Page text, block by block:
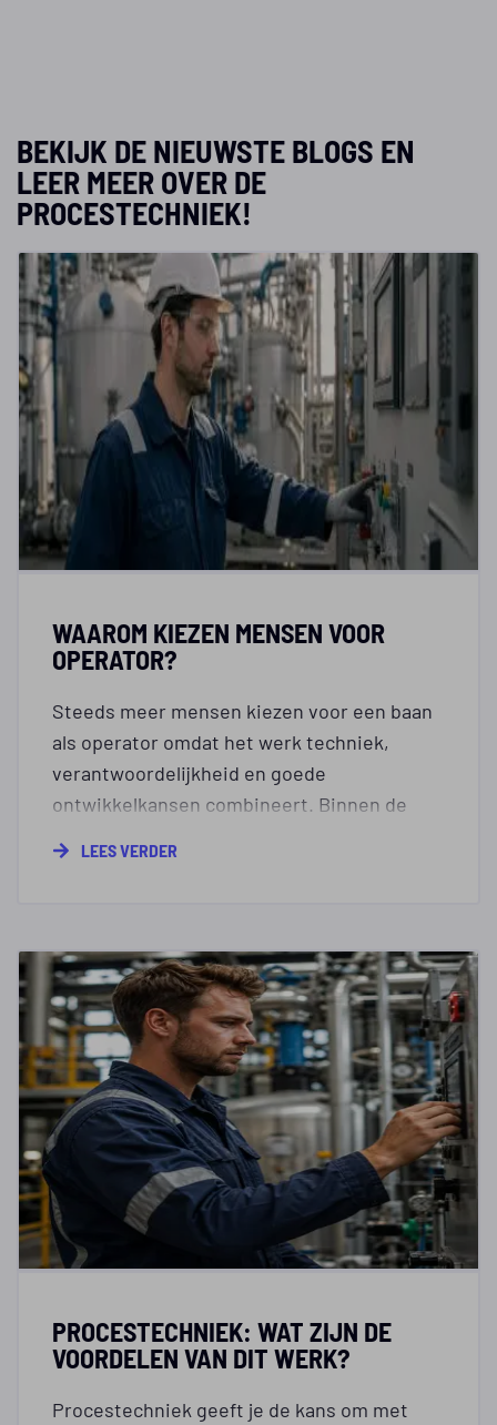
BEKIJK DE NIEUWSTE BLOGS EN
LEER MEER OVER DE
PROCESTECHNIEK!
WAAROM KIEZEN MENSEN VOOR
OPERATOR?
Steeds meer mensen kiezen voor een baan
als operator omdat het werk techniek,
verantwoordelijkheid en goede
ontwikkelkansen combineert. Binnen de
productieprocessen, los je afwijkingen op
waarom werken als operator aantrekkelijk is
en welke mogelijkheden het vak biedt.
LEES VERDER
PROCESTECHNIEK: WAT ZIJN DE
VOORDELEN VAN DIT WERK?
Procestechniek geeft je de kans om met